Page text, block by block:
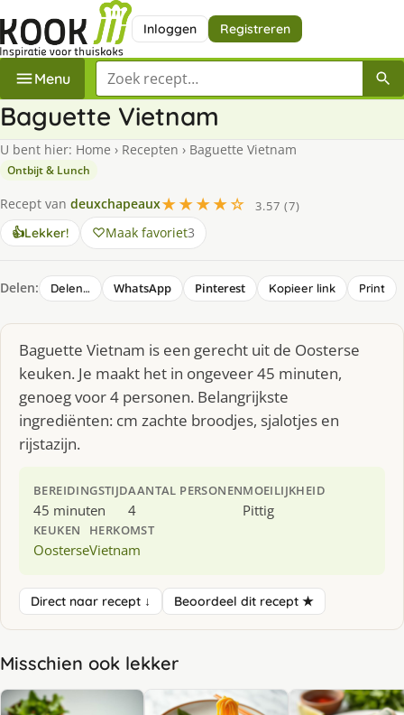
Inloggen Registreren
Menu Zoek een recept
Baguette Vietnam
U bent hier: Home › Recepten › Baguette Vietnam
Ontbijt & Lunch
Recept van deuxchapeaux★★★★☆
3.57 (7)
👍Lekker! Maak favoriet3
Delen: Delen… WhatsApp Pinterest Kopieer link Print
Baguette Vietnam is een gerecht uit de Oosterse
keuken. Je maakt het in ongeveer 45 minuten,
genoeg voor 4 personen. Belangrijkste
ingrediënten: cm zachte broodjes, sjalotjes en
rijstazijn.
BEREIDINGSTIJD
45 minuten
AANTAL PERSONEN
4
MOEILIJKHEID
Pittig
KEUKEN
Oosterse
HERKOMST
Vietnam
Direct naar recept ↓ Beoordeel dit recept ★
Misschien ook lekker